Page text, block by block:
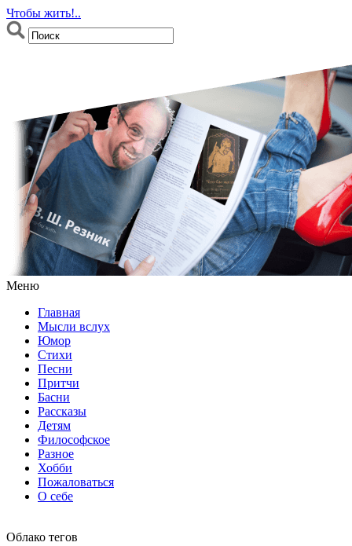
Чтобы жить!..
Меню
Главная
Мысли вслух
Юмор
Стихи
Песни
Притчи
Басни
Рассказы
Детям
Философское
Разное
Хобби
Пожаловаться
О себе
Облако тегов